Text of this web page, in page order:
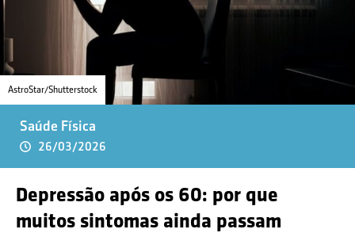
AstroStar/Shutterstock
Saúde Física
26/03/2026
Depressão após os 60: por que
muitos sintomas ainda passam